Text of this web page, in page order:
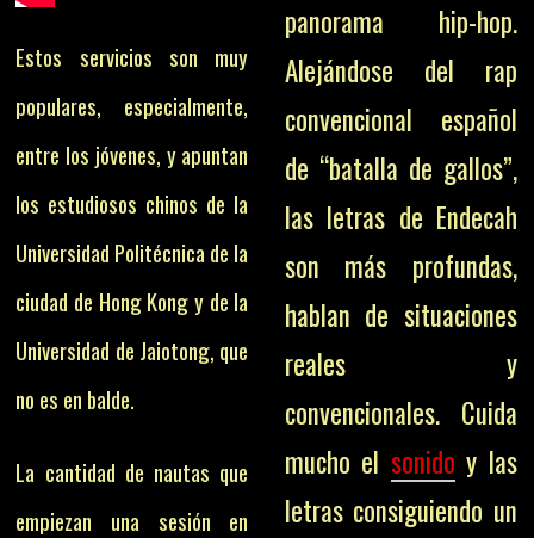
Estos servicios son muy
populares, especialmente,
entre los jóvenes, y apuntan
los estudiosos chinos de la
Universidad Politécnica de la
ciudad de Hong Kong y de la
Universidad de Jaiotong, que
no es en balde.
La cantidad de nautas que
empiezan una sesión en
panorama hip-hop.
Alejándose del rap
convencional español
de “batalla de gallos”,
las letras de Endecah
son más profundas,
hablan de situaciones
reales y
convencionales. Cuida
mucho el sonido y las
letras consiguiendo un